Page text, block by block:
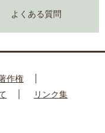
よくある質問
作権
リンク集